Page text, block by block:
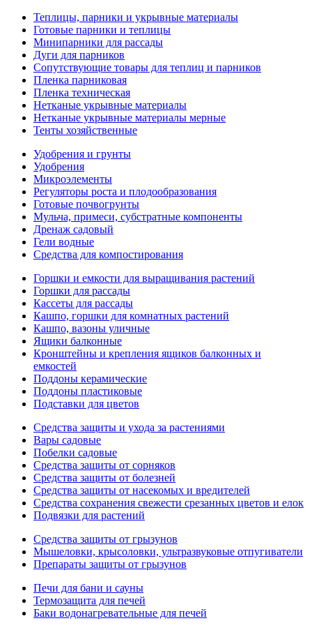
Теплицы, парники и укрывные материалы
Готовые парники и теплицы
Минипарники для рассады
Дуги для парников
Сопутствующие товары для теплиц и парников
Пленка парниковая
Пленка техническая
Нетканые укрывные материалы
Нетканые укрывные материалы мерные
Тенты хозяйственные
Удобрения и грунты
Удобрения
Микроэлементы
Регуляторы роста и плодообразования
Готовые почвогрунты
Мульча, примеси, субстратные компоненты
Дренаж садовый
Гели водные
Средства для компостирования
Горшки и емкости для выращивания растений
Горшки для рассады
Кассеты для рассады
Кашпо, горшки для комнатных растений
Кашпо, вазоны уличные
Ящики балконные
Кронштейны и крепления ящиков балконных и
емкостей
Поддоны керамические
Поддоны пластиковые
Подставки для цветов
Средства защиты и ухода за растениями
Вары садовые
Побелки садовые
Средства защиты от сорняков
Средства защиты от болезней
Средства защиты от насекомых и вредителей
Средства сохранения свежести срезанных цветов и елок
Подвязки для растений
Средства защиты от грызунов
Мышеловки, крысоловки, ультразвуковые отпугиватели
Препараты защиты от грызунов
Печи для бани и сауны
Термозащита для печей
Баки водонагревательные для печей